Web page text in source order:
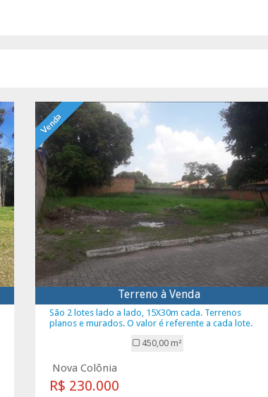
Venda
Terreno à Venda
São 2 lotes lado a lado, 15X30m cada. Terrenos
planos e murados. O valor é referente a cada lote.
450,00 m²
Nova Colônia
R$ 230.000